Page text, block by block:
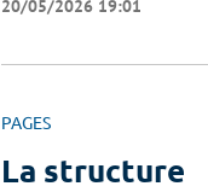
20/05/2026 19:01
PAGES
La structure